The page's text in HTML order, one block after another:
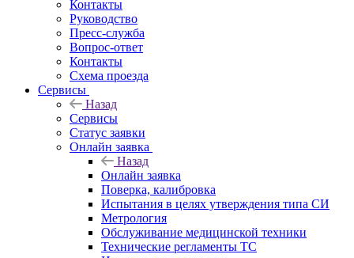
Контакты
Руководство
Пресс-служба
Вопрос-ответ
Контакты
Схема проезда
Сервисы
Назад
Сервисы
Статус заявки
Онлайн заявка
Назад
Онлайн заявка
Поверка, калибровка
Испытания в целях утверждения типа СИ
Метрология
Обслуживание медицинской техники
Технические регламенты ТС